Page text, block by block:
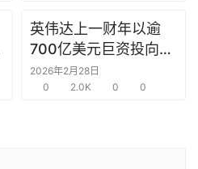
英伟达上一财年以逾
700亿美元巨资投向合
作方，竭力巩固AI芯片
需求
2026年2月28日
0
2.0K 0 0